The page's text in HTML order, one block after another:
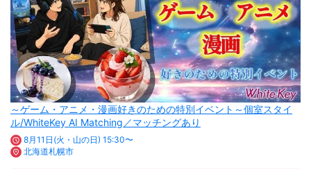
～ゲーム・アニメ・漫画好きのための特別イベント～個室スタイ
ル/WhiteKey AI Matching／マッチングあり
8月11日(火・山の日) 15:30〜
北海道札幌市